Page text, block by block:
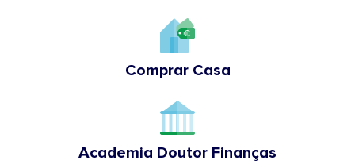
Comprar Casa
Academia Doutor Finanças